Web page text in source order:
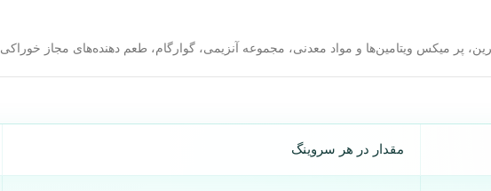
پر میکس ویتامین‌ها و مواد معدنی، مجموعه آنزیمی، گوارگام، طعم دهنده‌های مجاز خوراکی
مقدار در هر سروینگ